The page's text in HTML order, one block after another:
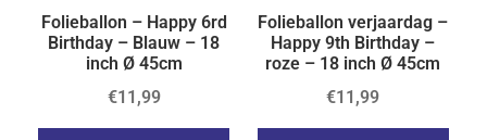
Folieballon – Happy 6rd
Birthday – Blauw – 18
inch Ø 45cm
€11,99
Folieballon verjaardag –
Happy 9th Birthday –
roze – 18 inch Ø 45cm
€11,99